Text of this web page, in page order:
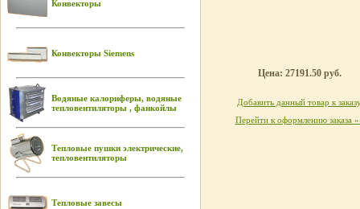
Конвекторы
Конвекторы Siemens
Водяные калориферы, водяные
тепловентиляторы , фанкойлы
Тепловые пушки электрические,
тепловентиляторы
Тепловые завесы
Цена: 27191.50 руб.
Добавить данный товар к
Перейти к оформлению заказа